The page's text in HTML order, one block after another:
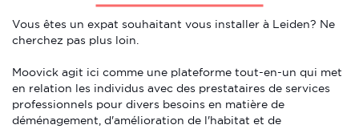
Vous êtes un expat souhaitant vous installer à Leiden? Ne
cherchez pas plus loin.
Moovick agit ici comme une plateforme tout-en-un qui met
en relation les individus avec des prestataires de services
professionnels pour divers besoins en matière de
déménagement, d'amélioration de l'habitat et de